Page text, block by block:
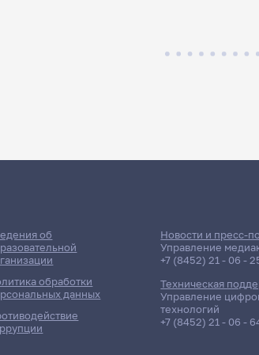
об
обработки
данных
Новости и пресс-
Управление
+7 (8452) 21 - 06 -
Техническая
Управление
технологий
+7 (8452) 21 - 06 -